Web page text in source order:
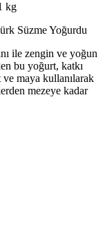
kg
Süzme Yoğurdu
ile zengin ve yoğun
bu yoğurt, katkı
maya kullanılarak
mezeye kadar